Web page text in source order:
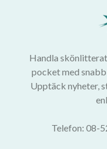
Handla
pocket med
Upptäck nyheter,
Telefon: 08-